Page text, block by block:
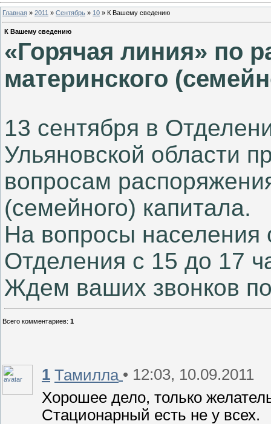
Главная » 2011 » Сентябрь » 10 » К Вашему сведению
К Вашему сведению
«Горячая линия» по
материнского
13 сентября в
Ульяновской области
вопросам
(семейного) капитала.
На вопросы населения
Отделения с 15 до 17
Ждем ваших звонков
Всего комментариев: 1
1 Тамилла • 12:03, 10.09.2011
Хорошее дело, только
Стационарный есть не у всех.